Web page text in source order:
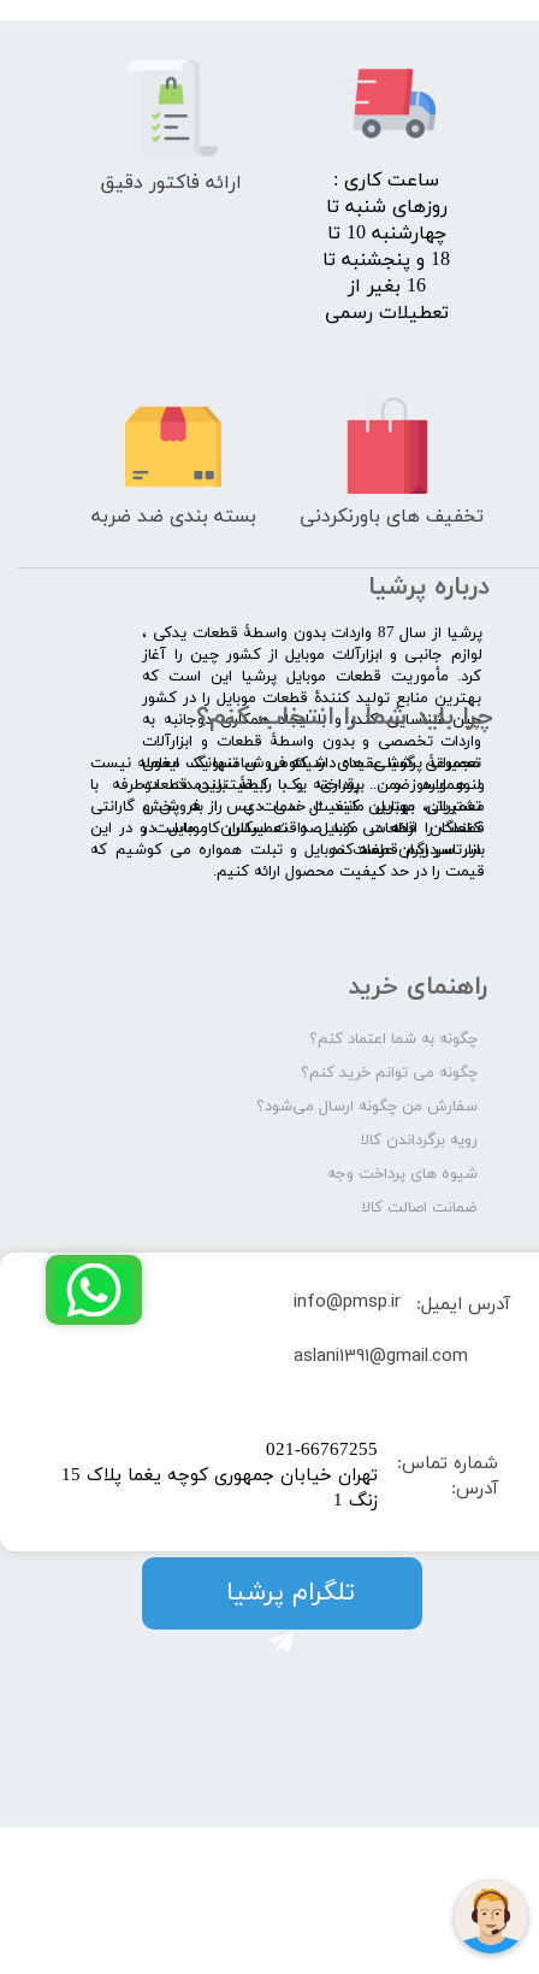
​ساعت کاری :
روزهای شنبه تا
چهارشنبه 10 تا
18 و پنجشنبه تا
16 بغیر از
تعطیلات رسمی
تخفیف های باورنکردنی بسته بندی ضد ضربه
ارائه فاکتور دقیق
درباره پرشیا
​پرشیا از سال 87 واردات بدون واسطۀ قطعات یدکی ،
لوازم جانبی و ابزارآلات موبایل از کشور چین را آغاز
کرد. مأموریت قطعات موبایل پرشیا این است که
بهترین منابع تولید کنندۀ قطعات موبایل را در کشور
چین شناسایی کند، و با ایجاد همکاری دوجانبه به
واردات تخصصی و بدون واسطۀ قطعات و ابزارآلات
تعمیراتی گوشی های شیائومی سامسونگ ایفون
لنوو ایسوز و .... پرداخته و با کیفیت­ترین قطعات
تعمیراتی موبایل مانند ال سی دی را به پخش
کنندگان قطعات موبایل و تعمیرکاران موبایل در
سرتاسر ایران عرضه کند.
راهنمای خرید
چگونه به شما اعتماد کنم؟
چگونه می توانم خرید کنم؟
سفارش من چگونه ارسال می‌شود؟
رویه برگرداندن کالا
شیوه های پرداخت وجه
ضمانت اصالت کالا
چرا باید شما را انتخاب کنم؟
​​ ​مجموعۀ پرشیا عقیده دارد که فروش تنها یک معامله نیست
و همواره ضمن برقراری یک رابطۀ بلندمدت دوطرفه با
مشتریان، بهترین کیفیت خدمات پس از فروش و گارانتی
قطعات را ارائه می­ کند. صداقت اساس کار ماست و در این
بازار سردرگم قطعات موبایل و تبلت همواره می کوشیم که
قیمت را در حد کیفیت محصول ارائه کنیم.
شماره تماس:
آدرس:
​021-66767255
تهران خیابان جمهوری کوچه یغما پلاک 15
زنگ 1
آدرس ایمیل:
info@pmsp.ir
​aslani1391@gmail.com
​​​​تلگرام پرشیا